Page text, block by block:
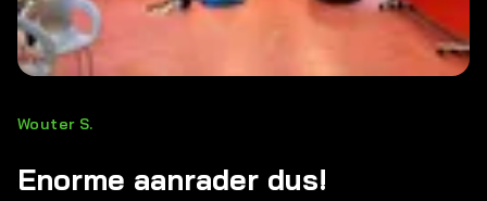
Wouter S.
Enorme aanrader dus!